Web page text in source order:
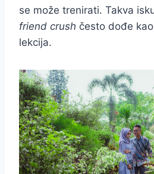
se može trenirati. Takva
friend crush često dođe
lekcija.